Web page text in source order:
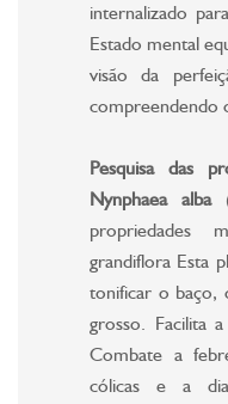
internalizado
Estado mental
visão da
compreendendo
Pesquisa das
Nynphaea alba
propriedades
grandiflora Esta
tonificar o baço,
grosso. Facilita
Combate a
cólicas e a